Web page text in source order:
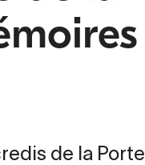
de la Porte